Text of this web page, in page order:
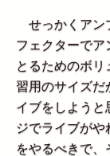
せっかくアン
フェクターでア
とるためのボ
習用のサイズだ
イブをしようと
ジでライブがや
をやるべきで